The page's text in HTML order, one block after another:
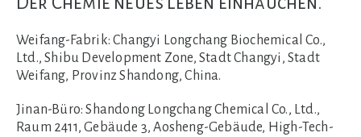
Weifang-Fabrik: Changyi Longchang Biochemical Co.,
Ltd., Shibu Development Zone, Stadt Changyi, Stadt
Weifang, Provinz Shandong, China.
Jinan-Büro: Shandong Longchang Chemical Co., Ltd.,
Raum 2411, Gebäude 3, Aosheng-Gebäude, High-Tech-